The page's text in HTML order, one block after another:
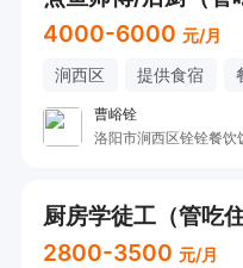
4000-6000 元/月
涧西区 提供食宿
曹峪铨
厨房学徒工（管吃
2800-3500 元/月